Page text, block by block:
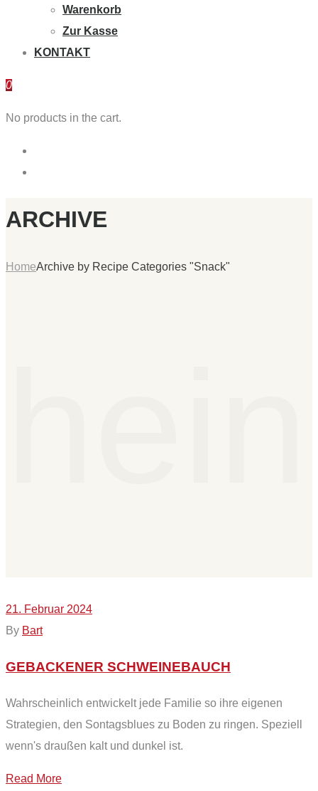
Warenkorb
Zur Kasse
KONTAKT
0
No products in the cart.
ARCHIVE
HomeArchive by Recipe Categories "Snack"
21. Februar 2024
By Bart
GEBACKENER SCHWEINEBAUCH
Wahrscheinlich entwickelt jede Familie so ihre eigenen
Strategien, den Sontagsblues zu Boden zu ringen. Speziell
wenn's draußen kalt und dunkel ist.
Read More